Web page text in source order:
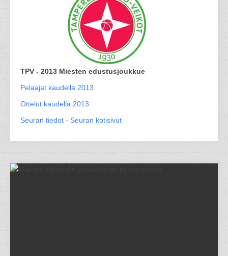
TPV - 2013 Miesten edustusjoukkue
Pelaajat kaudella 2013
Ottelut kaudella 2013
Seuran tiedot - Seuran kotisivut